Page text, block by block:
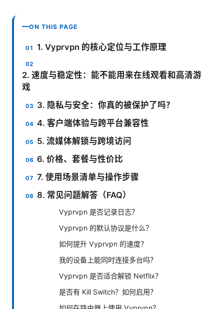
ON THIS PAGE
1. Vyprvpn 的核心定位与工作原理
2. 速度与稳定性：能不能用来在线观看和高清游
戏
3. 隐私与安全：你真的被保护了吗？
4. 客户端体验与跨平台兼容性
5. 流媒体解锁与跨境访问
6. 价格、套餐与性价比
7. 使用场景清单与操作步骤
8. 常见问题解答（FAQ）
Vyprvpn 是否记录日志？
Vyprvpn 的默认协议是什么？
如何提升 Vyprvpn 的速度？
我的设备上能同时连接多台吗？
Vyprvpn 是否适合解锁 Netflix？
是否有 Kill Switch？如何启用？